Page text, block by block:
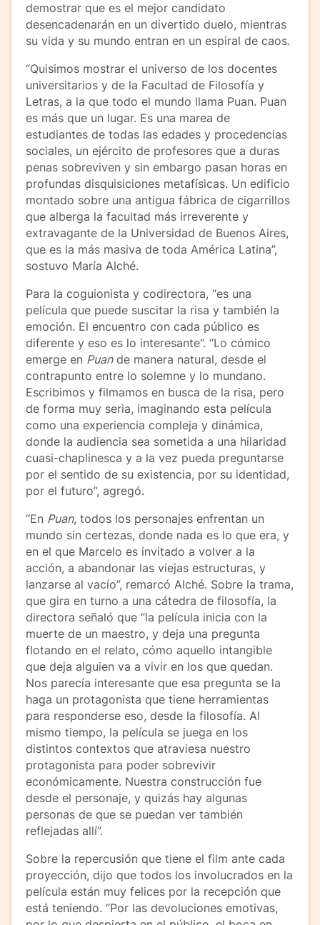
demostrar que es el mejor candidato
desencadenarán en un divertido duelo, mientras
su vida y su mundo entran en un espiral de caos.
“Quisimos mostrar el universo de los docentes
universitarios y de la Facultad de Filosofía y
Letras, a la que todo el mundo llama Puan. Puan
es más que un lugar. Es una marea de
estudiantes de todas las edades y procedencias
sociales, un ejército de profesores que a duras
penas sobreviven y sin embargo pasan horas en
profundas disquisiciones metafísicas. Un edificio
montado sobre una antigua fábrica de cigarrillos
que alberga la facultad más irreverente y
extravagante de la Universidad de Buenos Aires,
que es la más masiva de toda América Latina”,
sostuvo María Alché.
Para la coguionista y codirectora, “es una
película que puede suscitar la risa y también la
emoción. El encuentro con cada público es
diferente y eso es lo interesante”. “Lo cómico
emerge en Puande manera natural, desde el
contrapunto entre lo solemne y lo mundano.
Escribimos y filmamos en busca de la risa, pero
de forma muy seria, imaginando esta película
como una experiencia compleja y dinámica,
donde la audiencia sea sometida a una hilaridad
cuasi-chaplinesca y a la vez pueda preguntarse
por el sentido de su existencia, por su identidad,
por el futuro”, agregó.
“En Puan, todos los personajes enfrentan un
mundo sin certezas, donde nada es lo que era, y
en el que Marcelo es invitado a volver a la
acción, a abandonar las viejas estructuras, y
lanzarse al vacío”, remarcó Alché. Sobre la trama,
que gira en turno a una cátedra de filosofía, la
directora señaló que “la película inicia con la
muerte de un maestro, y deja una pregunta
flotando en el relato, cómo aquello intangible
que deja alguien va a vivir en los que quedan.
Nos parecía interesante que esa pregunta se la
haga un protagonista que tiene herramientas
para responderse eso, desde la filosofía. Al
mismo tiempo, la película se juega en los
distintos contextos que atraviesa nuestro
protagonista para poder sobrevivir
económicamente. Nuestra construcción fue
desde el personaje, y quizás hay algunas
personas de que se puedan ver también
reflejadas allí”.
Sobre la repercusión que tiene el film ante cada
proyección, dijo que todos los involucrados en la
película están muy felices por la recepción que
está teniendo. “Por las devoluciones emotivas,